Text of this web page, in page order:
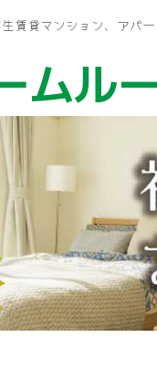
賃貸マンション、アパ
ムル